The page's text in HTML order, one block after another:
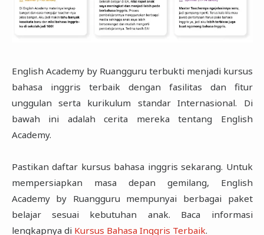
English Academy by Ruangguru terbukti menjadi kursus
bahasa inggris terbaik dengan fasilitas dan fitur
unggulan serta kurikulum standar Internasional. Di
bawah ini adalah cerita mereka tentang English
Academy.
Pastikan daftar kursus bahasa inggris sekarang. Untuk
mempersiapkan masa depan gemilang, English
Academy by Ruangguru mempunyai berbagai paket
belajar sesuai kebutuhan anak. Baca informasi
lengkapnya di Kursus Bahasa Inggris Terbaik.